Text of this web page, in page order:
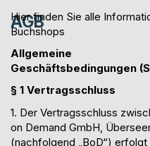
AGB
Allgemeine
Geschäftsbedingungen
§ 1 Vertragsschluss
1. Der Vertragsschluss
on Demand GmbH,
(nachfolgend „BoD“) erfolgt
Hier finden Sie alle
Buchshops